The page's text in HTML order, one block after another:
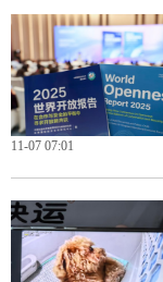
11-07 07:01